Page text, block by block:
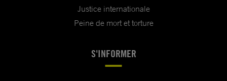
Justice internationale
Peine de mort et torture
S'INFORMER